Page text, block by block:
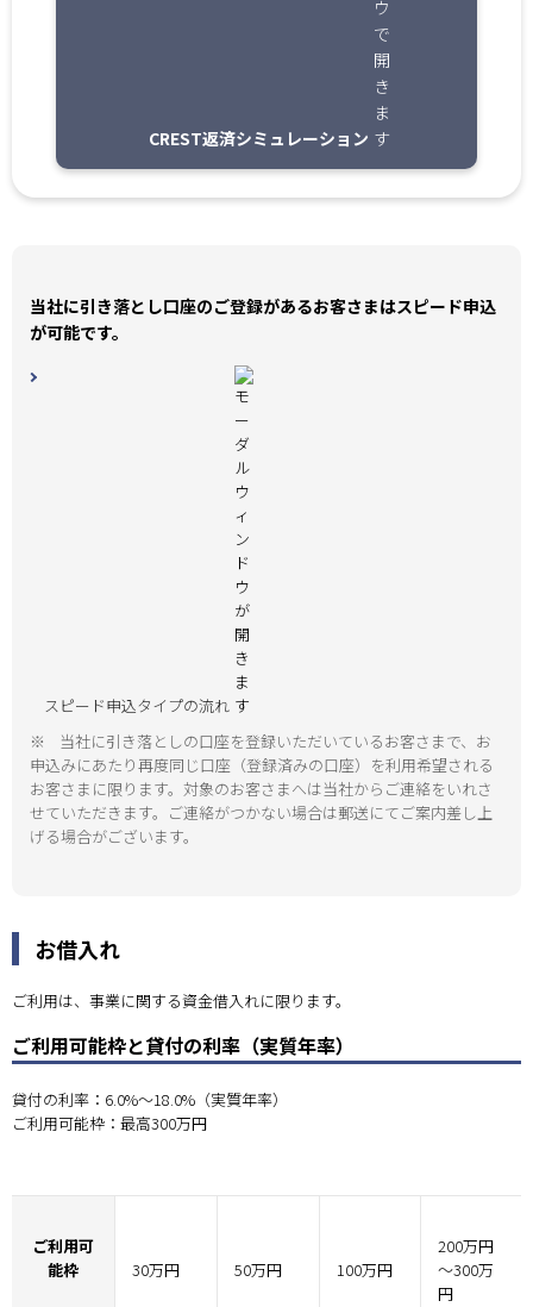
CREST返済シミュレーション
当社に引き落とし口座のご登録があるお客さまはスピード申込
が可能です。
スピード申込タイプの流れ
※
当社に引き落としの口座を登録いただいているお客さまで、お
申込みにあたり再度同じ口座（登録済みの口座）を利用希望される
お客さまに限ります。対象のお客さまへは当社からご連絡をいれさ
せていただきます。ご連絡がつかない場合は郵送にてご案内差し上
げる場合がございます。
お借入れ
ご利用は、事業に関する資金借入れに限ります。
ご利用可能枠と貸付の利率（実質年率）
貸付の利率：6.0%～18.0%（実質年率）
ご利用可能枠：最高300万円
ご利用可
能枠
30万円 50万円 100万円
200万円
～300万
円